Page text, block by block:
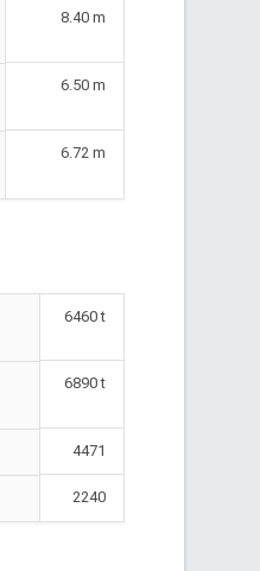
8.40 m
6.50 m
6.72 m
6460 t
6890 t
4471
2240